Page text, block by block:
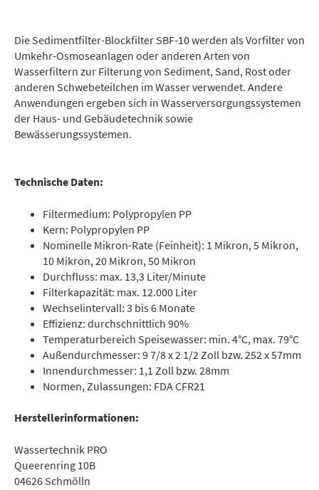
Die Sedimentfilter-Blockfilter SBF-10 werden als Vorfilter von
Umkehr-Osmoseanlagen oder anderen Arten von
Wasserfiltern zur Filterung von Sediment, Sand, Rost oder
anderen Schwebeteilchen im Wasser verwendet. Andere
Anwendungen ergeben sich in Wasserversorgungssystemen
der Haus- und Gebäudetechnik sowie
Bewässerungssystemen.
Technische Daten:
Filtermedium: Polypropylen PP
Kern: Polypropylen PP
Nominelle Mikron-Rate (Feinheit): 1 Mikron, 5 Mikron,
10 Mikron, 20 Mikron, 50 Mikron
Durchfluss: max. 13,3 Liter/Minute
Filterkapazität: max. 12.000 Liter
Wechselintervall: 3 bis 6 Monate
Effizienz: durchschnittlich 90%
Temperaturbereich Speisewasser: min. 4°C, max. 79°C
Außendurchmesser: 9 7/8 x 2 1/2 Zoll bzw. 252 x 57mm
Innendurchmesser: 1,1 Zoll bzw. 28mm
Normen, Zulassungen: FDA CFR21
Herstellerinformationen:
Wassertechnik PRO
Queerenring 10B
04626 Schmölln